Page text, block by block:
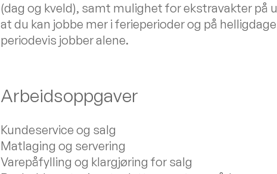
(dag og kveld), samt mulighet for ekstravakter på
at du kan jobbe mer i ferieperioder og på
periodevis jobber alene.
Arbeidsoppgaver
Kundeservice og salg
Matlaging og servering
Varepåfylling og klargjøring for salg